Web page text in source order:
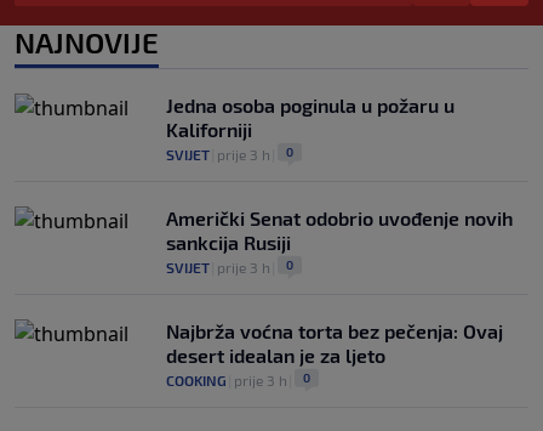
Prije nekoliko godina zaludjela je
NAJNOVIJE
Jedna osoba poginula u požaru u
Kaliforniji
SVIJET prije 3 h 0
Američki Senat odobrio uvođenje novih
sankcija Rusiji
SVIJET prije 3 h 0
Najbrža voćna torta bez pečenja: Ovaj
desert idealan je za ljeto
COOKING prije 3 h 0